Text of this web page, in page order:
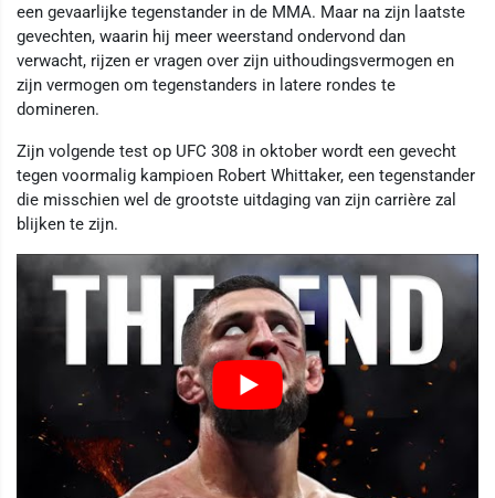
een gevaarlijke tegenstander in de MMA. Maar na zijn laatste
gevechten, waarin hij meer weerstand ondervond dan
verwacht, rijzen er vragen over zijn uithoudingsvermogen en
zijn vermogen om tegenstanders in latere rondes te
domineren.
Zijn volgende test op UFC 308 in oktober wordt een gevecht
tegen voormalig kampioen Robert Whittaker, een tegenstander
die misschien wel de grootste uitdaging van zijn carrière zal
blijken te zijn.